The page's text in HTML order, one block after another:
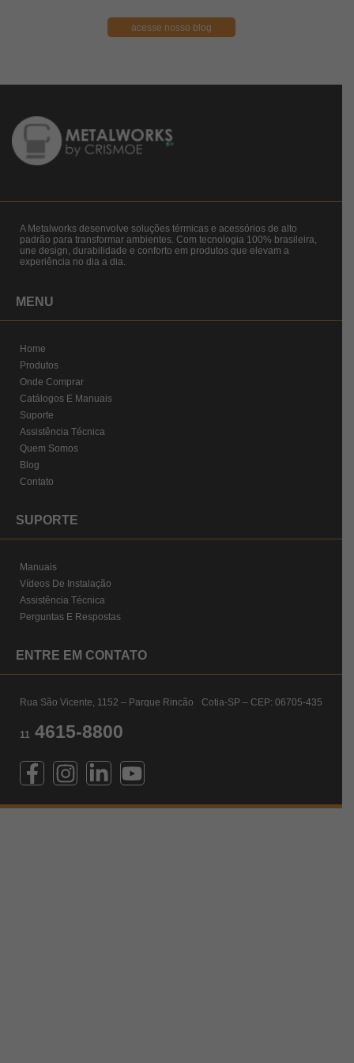
acesse nosso blog
A Metalworks desenvolve soluções térmicas e acessórios de alto
padrão para transformar ambientes. Com tecnologia 100% brasileira,
une design, durabilidade e conforto em produtos que elevam a
experiência no dia a dia.
MENU
Home
Produtos
Onde Comprar
Catálogos E Manuais
Suporte
Assistência Técnica
Quem Somos
Blog
Contato
SUPORTE
Manuais
Vídeos De Instalação
Assistência Técnica
Perguntas E Respostas
ENTRE EM CONTATO
Rua São Vicente, 1152 – Parque Rincão Cotia-SP – CEP: 06705-435
11 4615-8800